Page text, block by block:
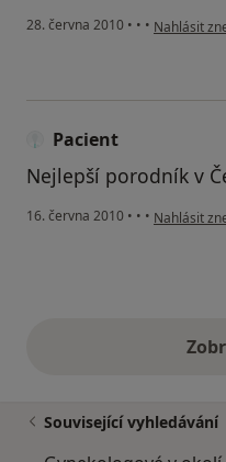
28. června 2010 • • • podle
Nahlásit
Pacient
Nejlepší porodník v
16. června 2010 • • • podle
Nahlásit
Související vyhledávání